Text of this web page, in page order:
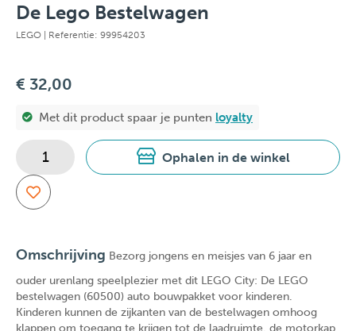
De Lego Bestelwagen
LEGO | Referentie: 99954203
€ 32,00
Met dit product spaar je punten loyalty
Ophalen in de winkel
Omschrijving Bezorg jongens en meisjes van 6 jaar en
ouder urenlang speelplezier met dit LEGO City: De LEGO
bestelwagen (60500) auto bouwpakket voor kinderen.
Kinderen kunnen de zijkanten van de bestelwagen omhoog
klappen om toegang te krijgen tot de laadruimte, de motorkap